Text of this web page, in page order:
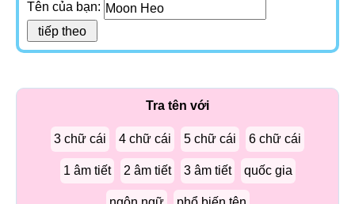
Tên của bạn:
Tra tên với
3 chữ cái 4 chữ cái 5 chữ cái 6 chữ cái
1 âm tiết 2 âm tiết 3 âm tiết quốc gia